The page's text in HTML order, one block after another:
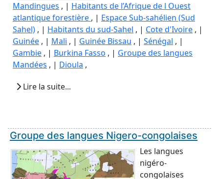
Mandingues , | Habitants de l’Afrique de l Ouest
atlantique forestière , | Espace Sub-sahélien (Sud
Sahel) , | Habitants du sud-Sahel , | Cote d'Ivoire , |
Guinée , | Mali , | Guinée Bissau , | Sénégal , |
Gambie , | Burkina Fasso , | Groupe des langues
Mandées , | Dioula ,
Lire la suite...
Groupe des langues Nigero-congolaises
Les langues
nigéro-
congolaises